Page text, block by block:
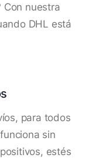
Con nuestra
DHL está
para todos
sin
estés